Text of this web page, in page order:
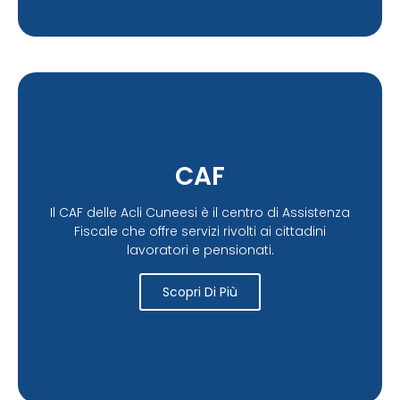
CAF
Il CAF delle Acli Cuneesi è il centro di Assistenza
Fiscale che offre servizi rivolti ai cittadini
lavoratori e pensionati.
Scopri Di Più